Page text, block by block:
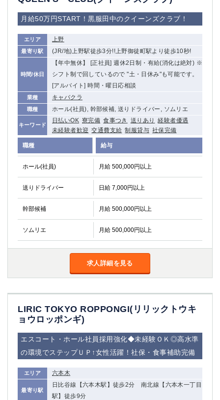
月給50万円START！黒服田中のクイーンズクラブ！
エリア 上野
最寄り駅 (JR/地)上野駅徒歩3分!!上野御徒町駅より徒歩10秒!
時間/休日
【年中無休】 [正社員] 週休2日制・有給(消化は絶対) ※
シフト制で回しているので "土・日休み"も可能です。
[アルバイト] 時間・曜日応相談
業種 キャバクラ
職種 ホール(社員), 幹部候補, 送りドライバー, ソムリエ
キーワード
日払いOK 寮完備 食事つき 送りあり
経験者優遇
未経験者歓迎 交通費支給 制服貸与 社保完備
職種 給与
ホール(社員) 月給 500,000円以上
送りドライバー 日給 7,000円以上
幹部候補 月給 500,000円以上
ソムリエ 月給 500,000円以上
求人詳細を見る
LIRIC TOKYO ROPPONGI(リリックトウキ
ョウロッポンギ)
エスコート・ホール社員採用強化◆未経験ＯＫ◎高水準
の環境でステップＵＰ↑女性活躍！社保・食事補助完備
エリア 六本木
最寄り駅
日比谷線【六本木駅】徒歩2分 南北線【六本木一丁目
駅】徒歩9分